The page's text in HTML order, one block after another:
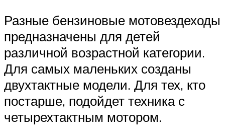
Разные бензиновые мотовездеходы
предназначены для детей
различной возрастной категории.
Для самых маленьких созданы
двухтактные модели. Для тех, кто
постарше, подойдет техника с
четырехтактным мотором.